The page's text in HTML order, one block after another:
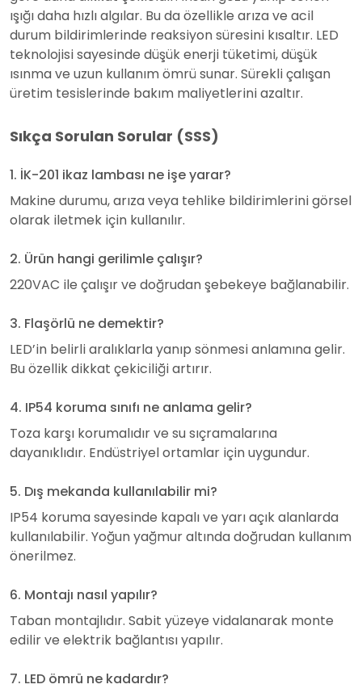
ışığı daha hızlı algılar. Bu da özellikle arıza ve acil
durum bildirimlerinde reaksiyon süresini kısaltır. LED
teknolojisi sayesinde düşük enerji tüketimi, düşük
ısınma ve uzun kullanım ömrü sunar. Sürekli çalışan
üretim tesislerinde bakım maliyetlerini azaltır.
Sıkça Sorulan Sorular (SSS)
1. İK-201 ikaz lambası ne işe yarar?
Makine durumu, arıza veya tehlike bildirimlerini görsel
olarak iletmek için kullanılır.
2. Ürün hangi gerilimle çalışır?
220VAC ile çalışır ve doğrudan şebekeye bağlanabilir.
3. Flaşörlü ne demektir?
LED’in belirli aralıklarla yanıp sönmesi anlamına gelir.
Bu özellik dikkat çekiciliği artırır.
4. IP54 koruma sınıfı ne anlama gelir?
Toza karşı korumalıdır ve su sıçramalarına
dayanıklıdır. Endüstriyel ortamlar için uygundur.
5. Dış mekanda kullanılabilir mi?
IP54 koruma sayesinde kapalı ve yarı açık alanlarda
kullanılabilir. Yoğun yağmur altında doğrudan kullanım
önerilmez.
6. Montajı nasıl yapılır?
Taban montajlıdır. Sabit yüzeye vidalanarak monte
edilir ve elektrik bağlantısı yapılır.
7. LED ömrü ne kadardır?